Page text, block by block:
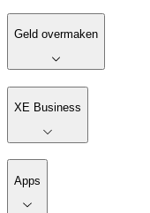
Geld overmaken
XE Business
Apps